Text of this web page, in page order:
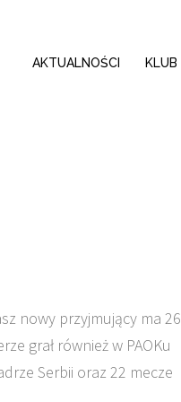
AKTUALNOŚCI KLUB
nowy przyjmujący ma 26
grał również w PAOKu
Serbii oraz 22 mecze